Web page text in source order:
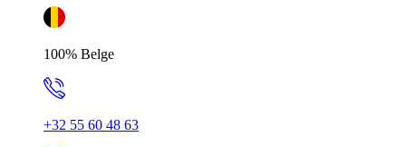
100% Belge
+32 55 60 48 63